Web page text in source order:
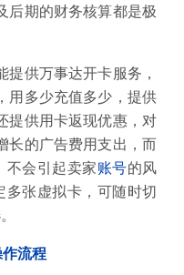
后期的财务核算都是极
提供万事达开卡服务，
用多少充值多少，提供
提供用卡返现优惠，对
长的广告费用支出，而
不会引起卖家账号的风
多张虚拟卡，可随时切
作流程